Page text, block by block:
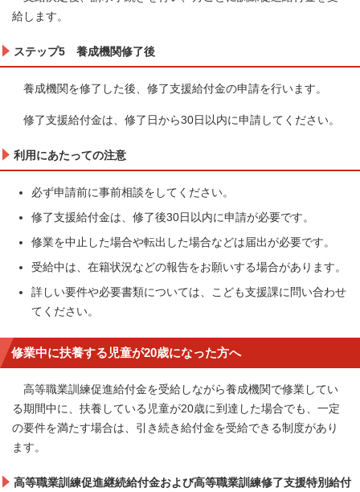
給します。
ステップ5 養成機関修了後
養成機関を修了した後、修了支援給付金の申請を行います。
修了支援給付金は、修了日から30日以内に申請してください。
利用にあたっての注意
必ず申請前に事前相談をしてください。
修了支援給付金は、修了後30日以内に申請が必要です。
修業を中止した場合や転出した場合などは届出が必要です。
受給中は、在籍状況などの報告をお願いする場合があります。
詳しい要件や必要書類については、こども支援課に問い合わせ
てください。
修業中に扶養する児童が20歳になった方へ
高等職業訓練促進給付金を受給しながら養成機関で修業してい
る期間中に、扶養している児童が20歳に到達した場合でも、一定
の要件を満たす場合は、引き続き給付金を受給できる制度があり
ます。
高等職業訓練促進継続給付金および高等職業訓練修了支援特別給付